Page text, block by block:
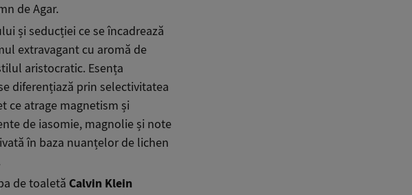
de Agar.
și seducției ce se încadrează
extravagant cu aromă de
aristocratic. Esența
diferențiază prin selectivitatea
ce atrage magnetism și
de iasomie, magnolie și note
în baza nuanțelor de lichen
de toaletă Calvin Klein